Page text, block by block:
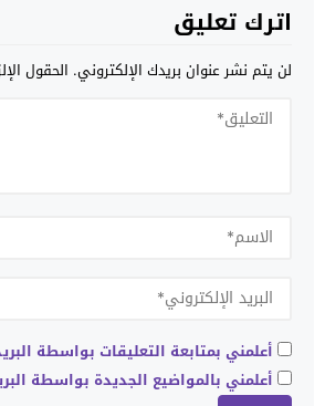
اترك تعليق
لن يتم نشر عنوان بريدك الإلكتروني. الحقول
أعلمني بمتابعة التعليقات بواسطة
أعلمني بالمواضيع الجديدة بواسطة